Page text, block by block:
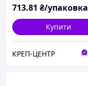
713.81 ₴/упаковка
Купити
КРЕП-ЦЕНТР